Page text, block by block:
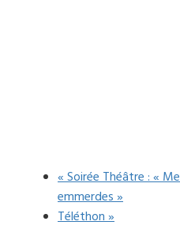
«Soirée Théâtre : «
emmerdes »
Téléthon»